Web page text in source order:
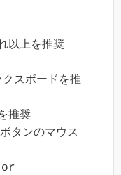
以上を推奨
スボードを推
推奨
タンのマウス